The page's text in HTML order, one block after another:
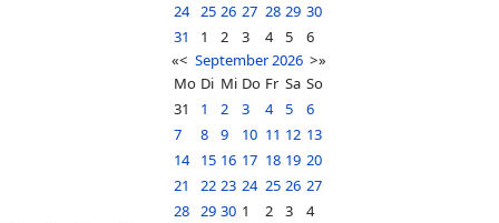
24 25 26 27 28 29 30
31
1 2 3 4 5
6
«< September2026 >»
Mo Di Mi Do Fr Sa So
31
1 2 3 4 5
6
7
8 9 10 11 12 13
14
15 16 17 18 19 20
21
22 23 24 25 26 27
28 29 30 1 2 3
4